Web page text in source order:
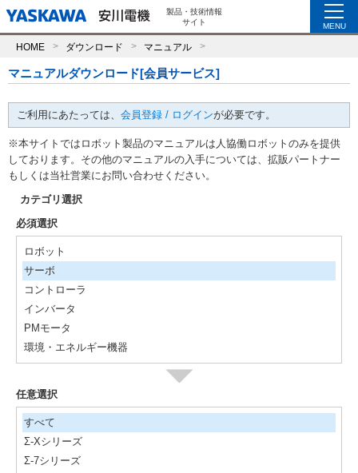
製品・技術情報
サイト
MENU
HOME ダウンロード マニュアル
マニュアルダウンロード[会員サービス]
ご利用にあたっては、 会員登録 / ログインが必要です。
※本サイトではロボット製品のマニュアルは人協働ロボットのみを提供
しております。その他のマニュアルの入手については、拡販パートナー
もしくは当社営業にお問い合わせください。
カテゴリ選択
必須選択
ロボット
サーボ
コントローラ
インバータ
PMモータ
環境・エネルギー機器
任意選択
すべて
Σ-Xシリーズ
Σ-7シリーズ